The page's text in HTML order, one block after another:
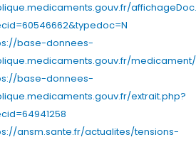
base-donnees-
base-donnees-
extrait.php?
ansm.sante.fr/actualites/tensions-